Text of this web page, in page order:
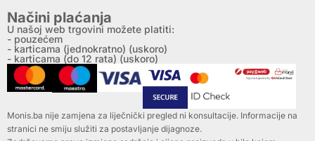
Načini plaćanja
U našoj web trgovini možete platiti:
- pouzećem
- karticama (jednokratno) (uskoro)
- karticama (do 12 rata) (uskoro)
Monis.ba nije zamjena za liječnički pregled ni konsultacije. Informacije na
stranici ne smiju služiti za postavljanje dijagnoze.